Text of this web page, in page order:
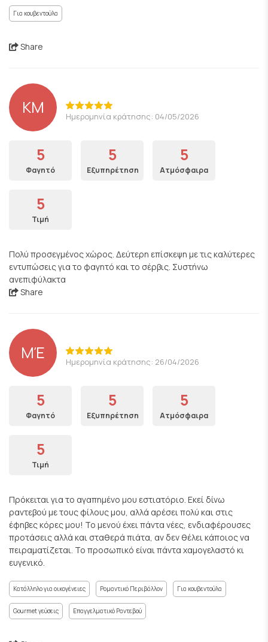
Για κουβεντούλα
Share
KM Ημερομηνία κράτησης: 04/05/2026
5
Φαγητό
5
Εξυπηρέτηση
5
Ατμόσφαιρα
5
Τιμή
Πολύ προσεγμένος χώρος. Δεύτερη επίσκεψη με τις καλύτερες
εντυπώσεις για το φαγητό και το σέρβις. Συστήνω
ανεπιφύλακτα
Share
ΜΈ Ημερομηνία κράτησης: 26/04/2026
5
Φαγητό
5
Εξυπηρέτηση
5
Ατμόσφαιρα
5
Τιμή
Πρόκειται για το αγαπημένο μου εστιατόριο. Εκεί δίνω
ραντεβού με τους φίλους μου, αλλά αρέσει πολύ και στις
έφηβες κόρες μου! Το μενού έχει πάντα νέες, ενδιαφέρουσες
προτάσεις αλλά και σταθερά πιάτα, αν δεν θέλει κάποιος να
πειραματίζεται. Το προσωπικό είναι πάντα χαμογελαστό κι
ευγενικό.
Κατάλληλο για οικογένειες Ρομαντικό Περιβάλλον Για κουβεντούλα
Gourmet γεύσεις Επαγγελματικό Ραντεβού